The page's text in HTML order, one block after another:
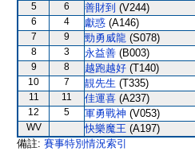
5 6 善財到 (V244)
6 4 獻惑 (A146)
7 9 勁勇威龍 (S078)
8 3 永益善 (B003)
9 8 越跑越好 (T140)
10 7 靚先生 (T335)
11 11 佳運喜 (A237)
12 5 軍勇戰神 (V053)
WV 快樂魔王 (A197)
備註: 賽事特別情況索引